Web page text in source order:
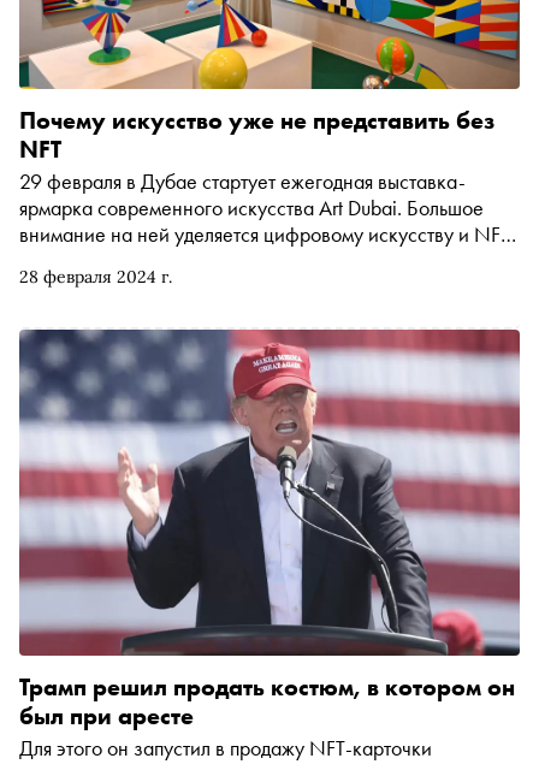
28 февраля 2024 г.
Почему искусство уже не представить без
NFT
29 февраля в Дубае стартует ежегодная выставка-
ярмарка современного искусства Art Dubai. Большое
внимание на ней уделяется цифровому искусству и NFT:
паблик-ток, посвященный месту NFT-арта в цифровом
сооснователь консалтингового бюро Digital & Analogue
Partners и платформы цифрового искусства IOGINALITY
Екатерина Смирнова и куратор ​​платформы IOGINALITY
Анна Буали
Трамп решил продать костюм, в котором он
был при аресте
Для этого он запустил в продажу NFT-карточки